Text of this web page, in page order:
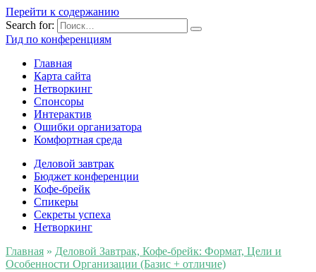
Перейти к содержанию
Search for:
Гид по конференциям
Главная
Карта сайта
Нетворкинг
Спонсоры
Интерактив
Ошибки организатора
Комфортная среда
Деловой завтрак
Бюджет конференции
Кофе-брейк
Спикеры
Секреты успеха
Нетворкинг
Главная » Деловой Завтрак, Кофе-брейк: Формат, Цели и
Особенности Организации (Базис + отличие)